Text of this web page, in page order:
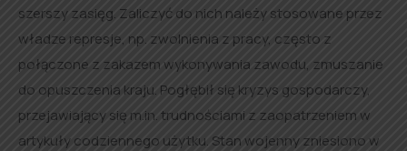
szerszy zasięg. Zaliczyć do nich należy stosowane przez
władze represje, np. zwolnienia z pracy, często z
połączone z zakazem wykonywania zawodu, zmuszanie
do opuszczenia kraju. Pogłębił się kryzys gospodarczy,
przejawiający się m.in. trudnościami z zaopatrzeniem w
artykuły codziennego użytku. Stan wojenny zniesiono w